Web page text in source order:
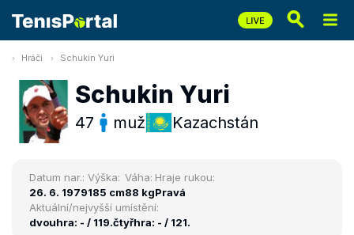
Hráči Schukin Yuri
Schukin Yuri
47 muž Kazachstán
Datum nar.:
26. 6. 1979
Výška:
185 cm
Váha:
88 kg
Hraje rukou:
Pravá
Aktuální/nejvyšší umístění:
dvouhra: - / 119.čtyřhra: - / 121.